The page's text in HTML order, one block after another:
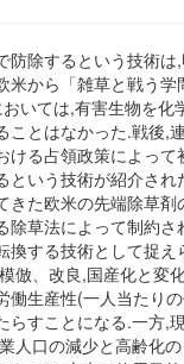
防除するという技術
米から「雑草と戦う
いては,有害生物を化
ことはなかった.戦後,
ける占領政策によって
という技術が紹介され
きた欧米の先端除草
除草法によって制約さ
換する技術として捉え
倣、改良,国産化と変
働生産性(一人当たり
らすことになる.一方,
人口の減少と高齢化